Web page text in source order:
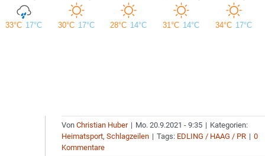
VonChristian Huber | Mo. 20.9.2021 - 9:35 | Kategorien:
Heimatsport,Schlagzeilen | Tags: EDLING / HAAG / PR | 0
Kommentare